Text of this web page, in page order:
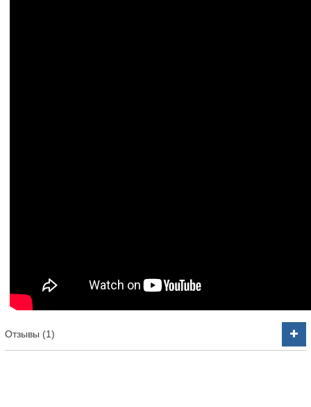
Отзывы (1)